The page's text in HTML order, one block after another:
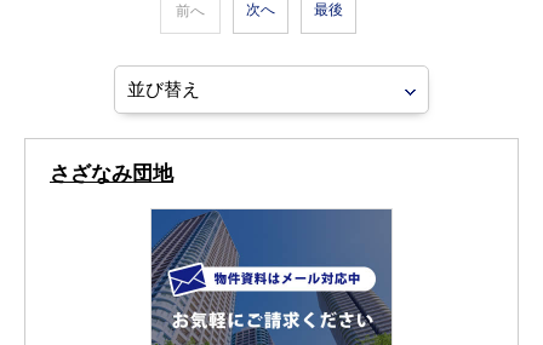
前へ 次へ 最後
さざなみ団地